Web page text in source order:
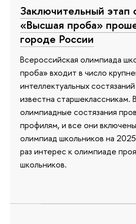
Заключительный
«Высшая проба»
городе России
Всероссийская олимпиада
проба» входит в число
интеллектуальных
известна старшеклассникам.
олимпиадные состязания
профилям, и все они
олимпиад школьников на
раз интерес к олимпиаде
школьников.